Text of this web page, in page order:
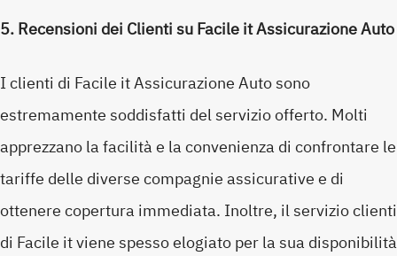
5. Recensioni dei Clienti su Facile it Assicurazione Auto
I clienti di Facile it Assicurazione Auto sono
estremamente soddisfatti del servizio offerto. Molti
apprezzano la facilità e la convenienza di confrontare le
tariffe delle diverse compagnie assicurative e di
ottenere copertura immediata. Inoltre, il servizio clienti
di Facile it viene spesso elogiato per la sua disponibilità